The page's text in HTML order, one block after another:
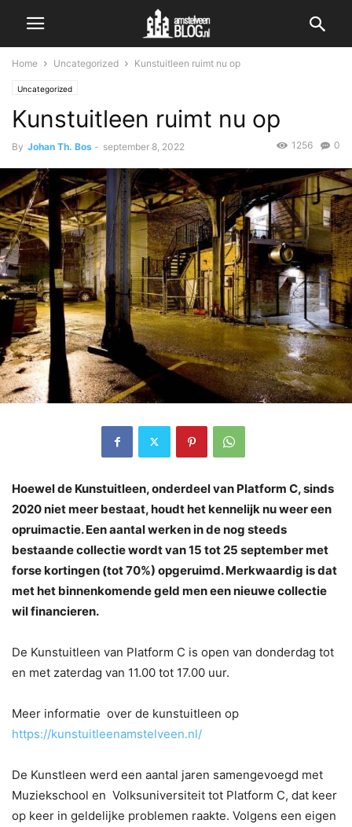
Home Uncategorized Kunstuitleen ruimt nu op
Uncategorized
Kunstuitleen ruimt nu op
By Johan Th. Bos - september 8, 2022 0
1256
Hoewel de Kunstuitleen, onderdeel van Platform C, sinds
2020 niet meer bestaat, houdt het kennelijk nu weer een
opruimactie. Een aantal werken in de nog steeds
bestaande collectie wordt van 15 tot 25 september met
forse kortingen (tot 70%) opgeruimd. Merkwaardig is dat
met het binnenkomende geld men een nieuwe collectie
wil financieren.
De Kunstuitleen van Platform C is open van donderdag tot
en met zaterdag van 11.00 tot 17.00 uur.
Meer informatie over de kunstuitleen op
https://kunstuitleenamstelveen.nl/
De Kunstleen werd een aantal jaren samengevoegd met
Muziekschool en Volksuniversiteit tot Platform C, dat keer
op keer in geldelijke problemen raakte. Volgens een eigen